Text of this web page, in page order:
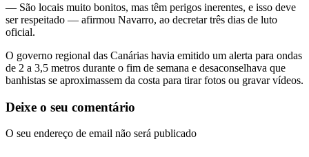
— São locais muito bonitos, mas têm perigos inerentes, e isso deve
ser respeitado — afirmou Navarro, ao decretar três dias de luto
oficial.
O governo regional das Canárias havia emitido um alerta para ondas
de 2 a 3,5 metros durante o fim de semana e desaconselhava que
banhistas se aproximassem da costa para tirar fotos ou gravar vídeos.
Deixe o seu comentário
O seu endereço de email não será publicado